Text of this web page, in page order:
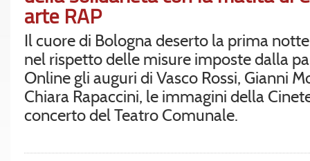
arte RAP
Il cuore di Bologna deserto la prima
nel rispetto delle misure imposte dalla
Online gli auguri di Vasco Rossi, Gianni
Chiara Rapaccini, le immagini della
concerto del Teatro Comunale.